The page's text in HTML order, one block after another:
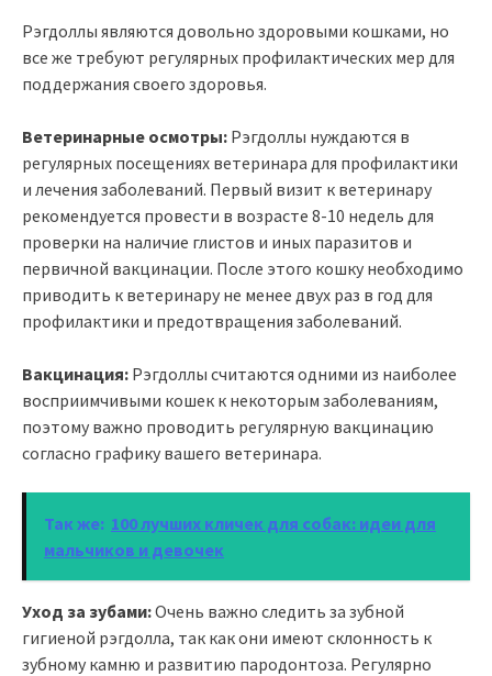
Рэгдоллы являются довольно здоровыми кошками, но
все же требуют регулярных профилактических мер для
поддержания своего здоровья.
Ветеринарные осмотры: Рэгдоллы нуждаются в
регулярных посещениях ветеринара для профилактики
и лечения заболеваний. Первый визит к ветеринару
рекомендуется провести в возрасте 8-10 недель для
проверки на наличие глистов и иных паразитов и
первичной вакцинации. После этого кошку необходимо
приводить к ветеринару не менее двух раз в год для
профилактики и предотвращения заболеваний.
Вакцинация: Рэгдоллы считаются одними из наиболее
восприимчивыми кошек к некоторым заболеваниям,
поэтому важно проводить регулярную вакцинацию
согласно графику вашего ветеринара.
Так же: 100 лучших кличек для собак: идеи для
мальчиков и девочек
Уход за зубами:Очень важно следить за зубной
гигиеной рэгдолла, так как они имеют склонность к
зубному камню и развитию пародонтоза. Регулярно